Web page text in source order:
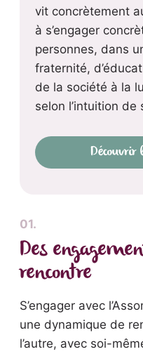
vit concrètement
à s’engager
personnes, dans
fraternité,
de la société à la
selon l’intuition
Découvrir
01.
Des
rencontre
S’engager avec
une dynamique de
l’autre, avec soi-